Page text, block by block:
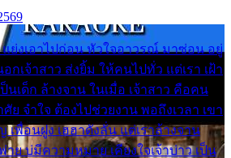
แย่งเอาไปก่อน หัวใจอาวรณ์ มาซ่อน อยู่
กเจ้าสาว ส่งยิ้ม ให้คนไปทั่ว แต่เรา เฝ้า
นเด็ก ล้างจาน ในเมื่อ เจ้าสาว คือคน
ย จำใจ ต้องไปช่วยงาน พอถึงเวลา เขา
เพื่อนฝูง เฮฮาดังลั่น แต่เราล้างจาน
าย บ่มีความหมาย เคียงใจเจ้าบ่าว เป็น